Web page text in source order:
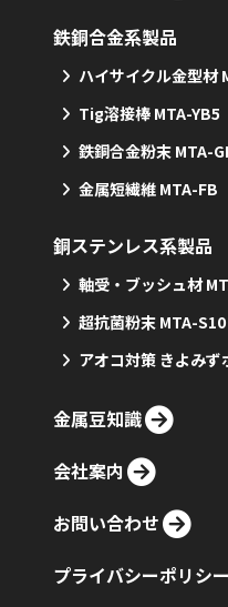
鉄銅合金系製品
ハイサイクル金型材
Tig溶接棒 MTA-YB5
鉄銅合金粉末 MTA-
金属短繊維 MTA-FB
銅ステンレス系製品
軸受・ブッシュ材
超抗菌粉末 MTA-S10
アオコ対策 きよみず
金属豆知識
会社案内
お問い合わせ
プライバシーポリシー